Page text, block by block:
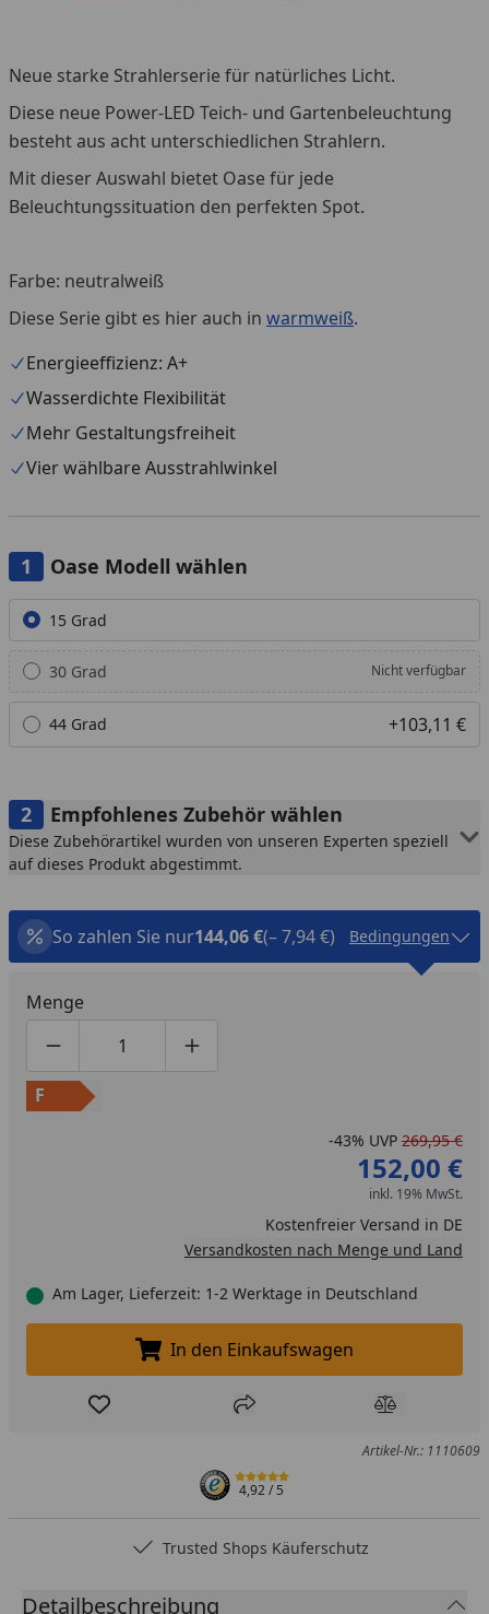
Neue starke Strahlerserie für natürliches Licht.
Diese neue Power-LED Teich- und Gartenbeleuchtung
besteht aus acht unterschiedlichen Strahlern.
Mit dieser Auswahl bietet Oase für jede
Beleuchtungssituation den perfekten Spot.
Farbe: neutralweiß
Diese Serie gibt es hier auch in warmweiß.
Energieeffizienz: A+
Wasserdichte Flexibilität
Mehr Gestaltungsfreiheit
Vier wählbare Ausstrahlwinkel
Oase Modell wählen
Alle anzeigen (3)
15 Grad
30 Grad Nicht verfügbar
44 Grad +103,11 €
Empfohlenes Zubehör wählen
Diese Zubehörartikel wurden von unseren Experten speziell
auf dieses Produkt abgestimmt.
So zahlen Sie nur144,06 €(– 7,94 €) Bedingungen
Menge
Produktmenge um eins verringern
Produktmenge manuell eingeben
Produktmenge um eins erhöhen
F
-43% UVP 269,95 €
152,00 €
inkl. 19% MwSt.
Kostenfreier Versand in DE
Versandkosten nach Menge und Land
Am Lager, Lieferzeit: 1-2 Werktage in Deutschland
In den Einkaufswagen legen
In den Einkaufswagen
Produkt zur Wunschliste hinzufügen
Teilen Produkt
Artikel-Nr.: 1110609
4,92/ 5
Trusted Shops Käuferschutz
Detailbeschreibung